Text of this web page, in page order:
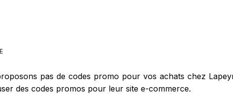
pas de codes promo pour vos achats chez
des codes promos pour leur site e-commerce.